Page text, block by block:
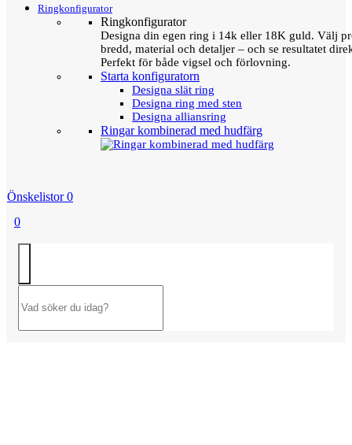
Ringkonfigurator
Ringkonfigurator
Designa din egen ring i 14k eller 18K guld. Välj
bredd, material och detaljer – och se resultatet
Perfekt för både vigsel och förlovning.
Starta konfiguratorn
Designa slät ring
Designa ring med sten
Designa alliansring
Ringar kombinerad med hudfärg
Önskelistor 0
0